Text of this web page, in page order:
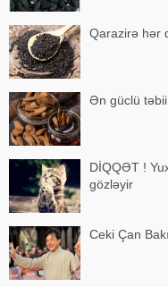
Qarazirə hər
Ən güclü təbii
DİQQƏT !
gözləyir
Ceki Çan